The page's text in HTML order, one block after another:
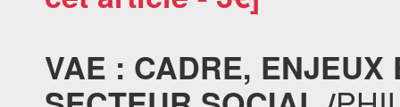
VAE : CADRE, ENJEUX